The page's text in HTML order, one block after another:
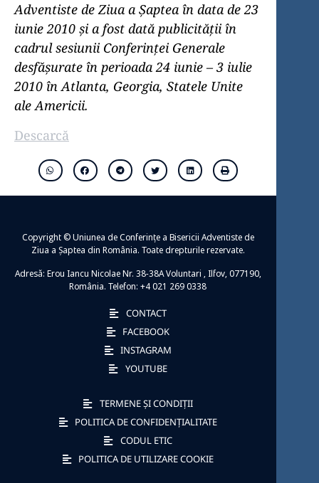
Adventiste de Ziua a Şaptea în data de 23
iunie 2010 și a fost dată publicității în
cadrul sesiunii Conferinţei Generale
desfăşurate în perioada 24 iunie – 3 iulie
2010 în Atlanta, Georgia, Statele Unite
ale Americii.
Descarcă
Copyright © Uniunea de Conferințe a Bisericii Adventiste de
Ziua a Șaptea din România. Toate drepturile rezervate.
Adresă: Erou Iancu Nicolae Nr. 38-38A Voluntari , Ilfov, 077190,
România. Telefon: +4 021 269 0338
CONTACT
FACEBOOK
INSTAGRAM
YOUTUBE
TERMENE ȘI CONDIȚII
POLITICA DE CONFIDENȚIALITATE
CODUL ETIC
POLITICA DE UTILIZARE COOKIE